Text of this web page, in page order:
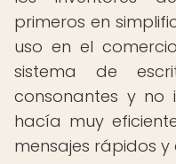
primeros en
uso en el
sistema de
consonantes y no
hacía muy
mensajes rápidos y